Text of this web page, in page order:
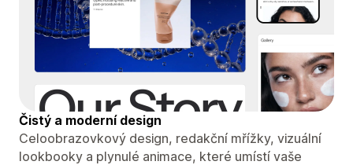
Čistý a moderní design
Celoobrazovkový design, redakční mřížky, vizuální
lookbooky a plynulé animace, které umístí vaše